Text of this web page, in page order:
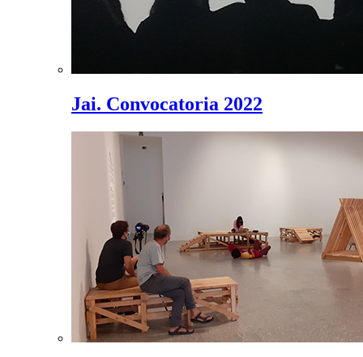
Jai. Convocatoria 2022